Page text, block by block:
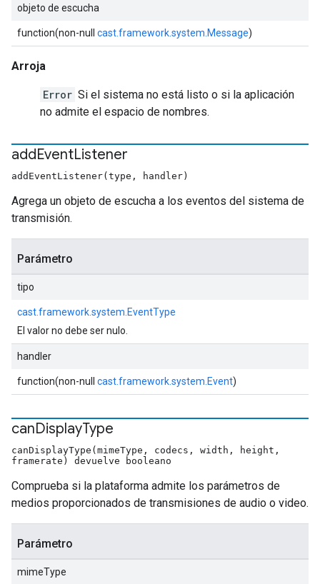
objeto de escucha
function(non-null cast.framework.system.Message)
Arroja
Error Si el sistema no está listo o si la aplicación
no admite el espacio de nombres.
addEventListener
addEventListener(type, handler)
Agrega un objeto de escucha a los eventos del sistema de
transmisión.
Parámetro
tipo
cast.framework.system.EventType
El valor no debe ser nulo.
handler
function(non-null cast.framework.system.Event)
canDisplayType
canDisplayType(mimeType, codecs, width, height,
framerate) devuelve booleano
Comprueba si la plataforma admite los parámetros de
medios proporcionados de transmisiones de audio o video.
Parámetro
mimeType